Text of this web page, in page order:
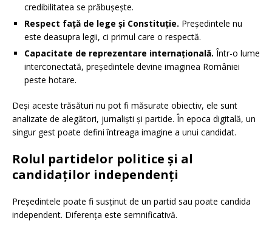
credibilitatea se prăbușește.
Respect față de lege și Constituție. Președintele nu
este deasupra legii, ci primul care o respectă.
Capacitate de reprezentare internațională. Într-o lume
interconectată, președintele devine imaginea României
peste hotare.
Deși aceste trăsături nu pot fi măsurate obiectiv, ele sunt
analizate de alegători, jurnaliști și partide. În epoca digitală, un
singur gest poate defini întreaga imagine a unui candidat.
Rolul partidelor politice și al
candidaților independenți
Președintele poate fi susținut de un partid sau poate candida
independent. Diferența este semnificativă.